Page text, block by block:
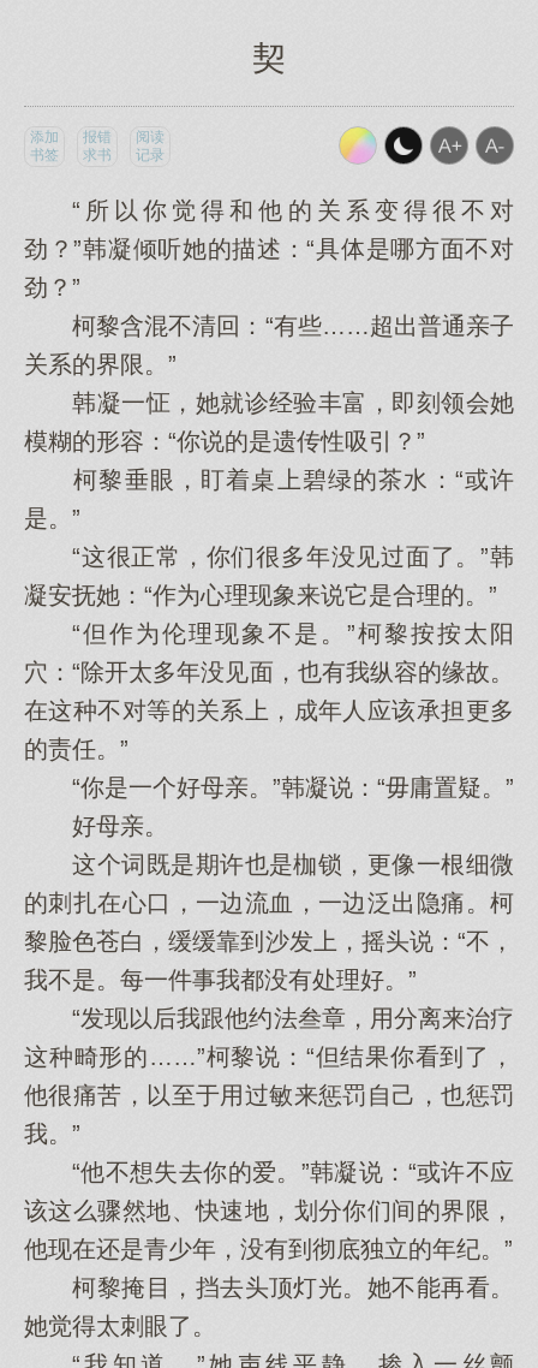
契
添加
书签
报错
求书
阅读
记录
“所以你觉得和他的关系变得很不对
劲？”韩凝倾听她的描述：“具体是哪方面不对
劲？”
柯黎含混不清回：“有些……超出普通亲子
关系的界限。”
韩凝一怔，她就诊经验丰富，即刻领会她
模糊的形容：“你说的是遗传性吸引？”
柯黎垂眼，盯着桌上碧绿的茶水：“或许
是。”
“这很正常，你们很多年没见过面了。”韩
凝安抚她：“作为心理现象来说它是合理的。”
“但作为伦理现象不是。”柯黎按按太阳
穴：“除开太多年没见面，也有我纵容的缘故。
在这种不对等的关系上，成年人应该承担更多
的责任。”
“你是一个好母亲。”韩凝说：“毋庸置疑。”
好母亲。
这个词既是期许也是枷锁，更像一根细微
的刺扎在心口，一边流血，一边泛出隐痛。柯
黎脸色苍白，缓缓靠到沙发上，摇头说：“不，
我不是。每一件事我都没有处理好。”
“发现以后我跟他约法叁章，用分离来治疗
这种畸形的……”柯黎说：“但结果你看到了，
他很痛苦，以至于用过敏来惩罚自己，也惩罚
我。”
“他不想失去你的爱。”韩凝说：“或许不应
该这么骤然地、快速地，划分你们间的界限，
他现在还是青少年，没有到彻底独立的年纪。”
柯黎掩目，挡去头顶灯光。她不能再看。
她觉得太刺眼了。